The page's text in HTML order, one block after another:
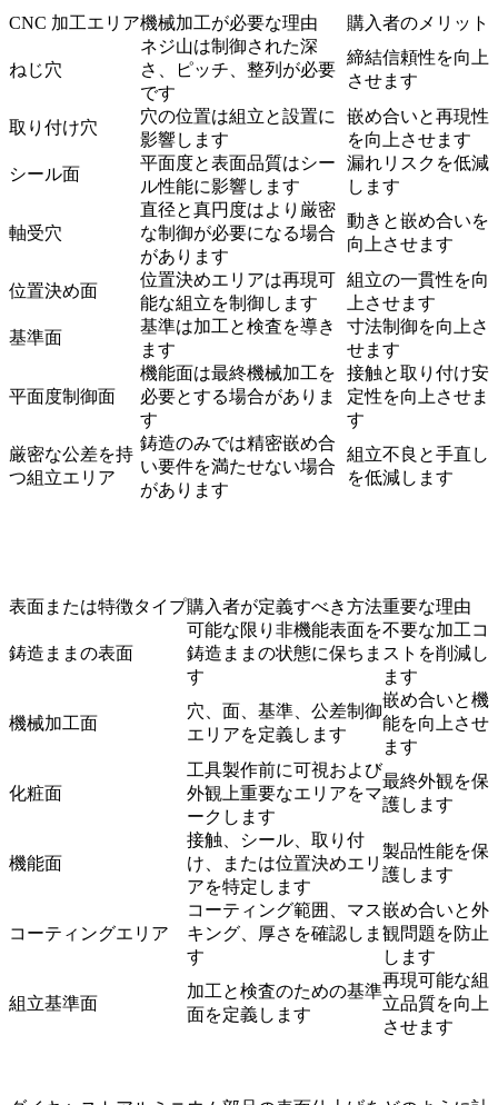
CNC 加工エリア機械加工が必要な理由 購入者のメリット
ねじ穴
ネジ山は制御された深
さ、ピッチ、整列が必要
です
締結信頼性を向上
させます
取り付け穴
穴の位置は組立と設置に
影響します
嵌め合いと再現性
を向上させます
シール面
平面度と表面品質はシー
ル性能に影響します
漏れリスクを低減
します
軸受穴
直径と真円度はより厳密
な制御が必要になる場合
があります
動きと嵌め合いを
向上させます
位置決め面
位置決めエリアは再現可
能な組立を制御します
組立の一貫性を向
上させます
基準面
基準は加工と検査を導き
ます
寸法制御を向上さ
せます
平面度制御面
機能面は最終機械加工を
必要とする場合がありま
す
接触と取り付け安
定性を向上させま
す
厳密な公差を持
つ組立エリア
鋳造のみでは精密嵌め合
い要件を満たせない場合
があります
組立不良と手直し
を低減します
表面または特徴タイプ購入者が定義すべき方法重要な理由
鋳造ままの表面
可能な限り非機能表面を
鋳造ままの状態に保ちま
す
不要な加工コ
ストを削減し
ます
機械加工面
穴、面、基準、公差制御
エリアを定義します
嵌め合いと機
能を向上させ
ます
化粧面
工具製作前に可視および
外観上重要なエリアをマ
ークします
最終外観を保
護します
機能面
接触、シール、取り付
け、または位置決めエリ
アを特定します
製品性能を保
護します
コーティングエリア
コーティング範囲、マス
キング、厚さを確認しま
す
嵌め合いと外
観問題を防止
します
組立基準面
加工と検査のための基準
面を定義します
再現可能な組
立品質を向上
させます